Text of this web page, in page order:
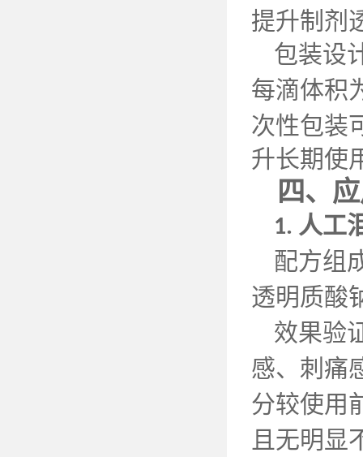
提升制剂
包装设
每滴体积
次性包装
升长期使
四、
1. 人工
配方组
透明质酸
效果验
感、刺痛
分较使用
且无明显